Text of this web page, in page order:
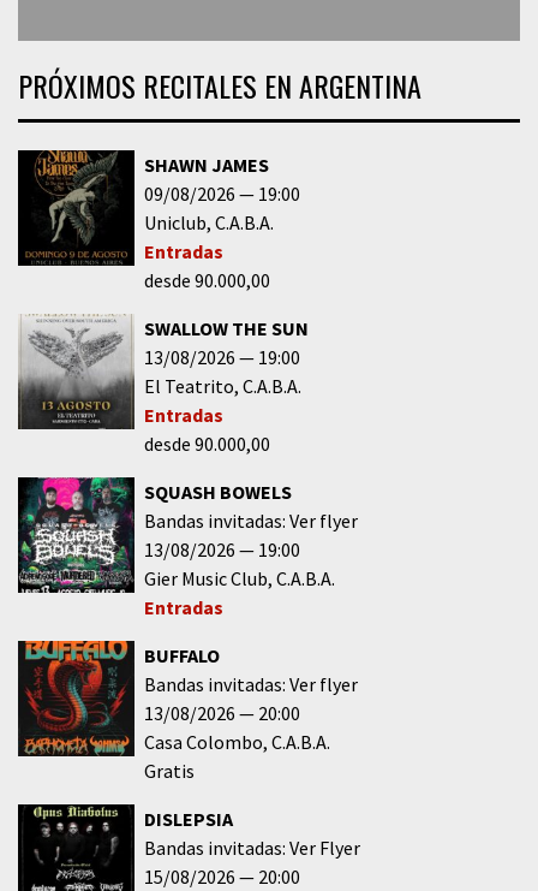
PRÓXIMOS RECITALES EN ARGENTINA
SHAWN JAMES
09/08/2026
19:00
Uniclub C.A.B.A.
Entradas
desde 90.000,00
SWALLOW THE SUN
13/08/2026
19:00
El Teatrito C.A.B.A.
Entradas
desde 90.000,00
SQUASH BOWELS
Bandas invitadas: Ver flyer
13/08/2026
19:00
Gier Music Club C.A.B.A.
Entradas
BUFFALO
Bandas invitadas: Ver flyer
13/08/2026
20:00
Casa Colombo C.A.B.A.
Gratis
DISLEPSIA
Bandas invitadas: Ver Flyer
15/08/2026
20:00